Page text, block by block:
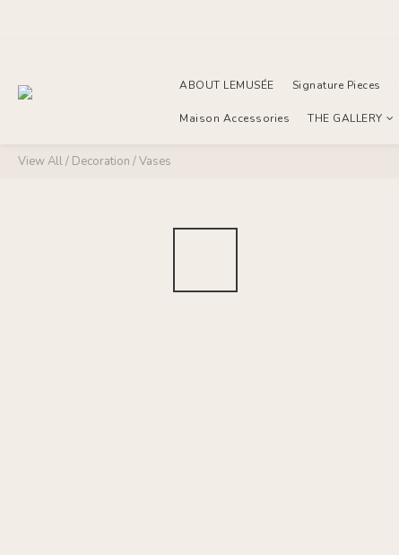
ABOUT LEMUSÉE Signature Pieces
Maison Accessories THE GALLERY
View All/ Decoration /Vases